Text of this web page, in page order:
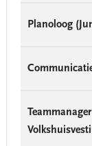
Planoloog